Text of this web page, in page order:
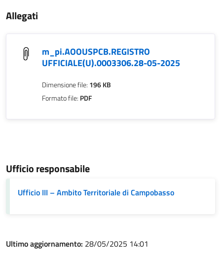
Allegati
m_pi.AOOUSPCB.REGISTRO
UFFICIALE(U).0003306.28-05-2025
Dimensione file: 196 KB
Formato file: PDF
Ufficio responsabile
Ufficio III – Ambito Territoriale di Campobasso
Ultimo aggiornamento: 28/05/2025 14:01